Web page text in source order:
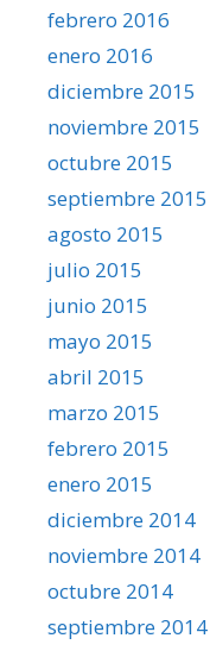
febrero 2016
enero 2016
diciembre 2015
noviembre 2015
octubre 2015
septiembre 2015
agosto 2015
julio 2015
junio 2015
mayo 2015
abril 2015
marzo 2015
febrero 2015
enero 2015
diciembre 2014
noviembre 2014
octubre 2014
septiembre 2014